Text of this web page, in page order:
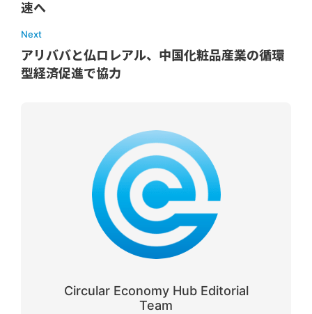
速へ
Next
アリババと仏ロレアル、中国化粧品産業の循環
型経済促進で協力
Circular Economy Hub Editorial
Team